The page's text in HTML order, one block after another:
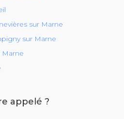
sur Marne
sur Marne
appelé ?